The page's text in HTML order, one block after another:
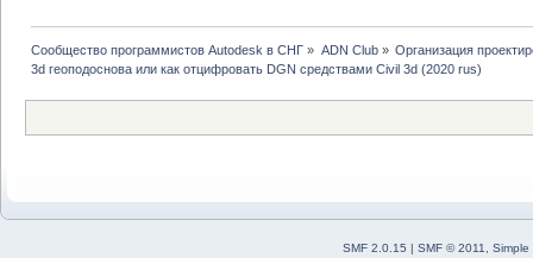
Сообщество программистов Autodesk в СНГ » ADN Club» Организация
3d геоподоснова или как отцифровать DGN средствами Civil 3d (2020 rus)
SMF 2.0.15 | SMF © 2011
Simple